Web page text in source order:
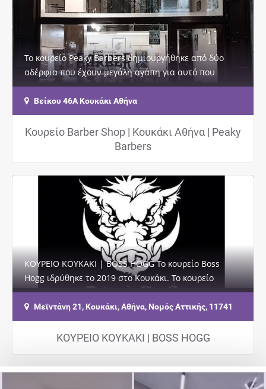
Το κουρείο Peaky Barbers δημιουργήθηκε από δύο
αδέρφια που έχουν μεγάλη αγάπη για αυτό που
κάνουν!!. Θεωρούν ότι ο άντρας δεν πρέπει απλώς…
Βείκου 46Α Κουκάκι Αθήνα
Κουρείο Barber Shop | Κουκάκι Αθήνα | Peaky
Barbers
ΚΟΥΡΕΙΟ ΚΟΥΚΑΚΙ | BOSS HOGG Το κουρείο Boss
Hogg ιδρύθηκε το 2019 στο Κουκάκι. Το κουρείο
προσφέρει μία ευρεία γκάμα υπηρεσιών για τον…
Μεϊντάνη 21, Κουκάκι, Αθήνα, Νομός Αττικής, 11741
ΚΟΥΡΕΙΟ ΚΟΥΚΑΚΙ | BOSS HOGG